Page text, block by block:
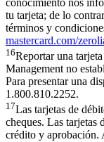
tu tarjeta; de lo
términos y
mastercard.com/
16Reportar una
Management no
Para presentar una
1.800.810.2252.
17Las tarjetas de
cheques. Las tarjetas
crédito y aprobación.